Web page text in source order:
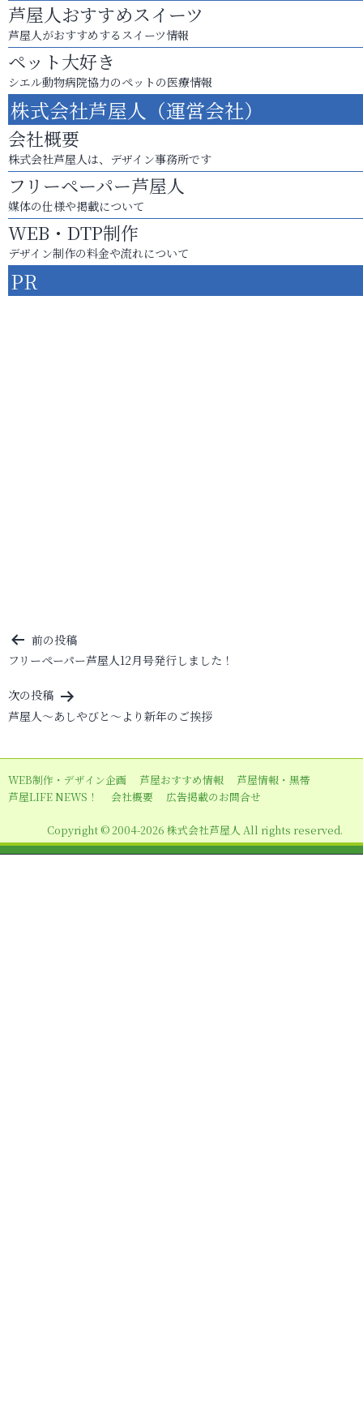
芦屋人おすすめスイーツ
芦屋人がおすすめするスイーツ情報
ペット大好き
シエル動物病院協力のペットの医療情報
株式会社芦屋人（運営会社）
会社概要
株式会社芦屋人は、デザイン事務所です
フリーペーパー芦屋人
媒体の仕様や掲載について
WEB・DTP制作
デザイン制作の料金や流れについて
PR
投
稿
ナ
ビ
ー
シ
ン
前の投稿
フリーペーパー芦屋人12月号発行しました！
次の投稿
芦屋人～あしやびと～より新年のご挨拶
WEB制作・デザイン企画 芦屋おすすめ情報
芦屋情報・黒帯
芦屋LIFE NEWS！
会社概要 広告掲載のお問合せ
Copyright © 2004-2026 株式会社芦屋人 All rights reserved.